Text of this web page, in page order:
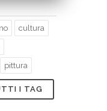
cultura
pittura
I TAG